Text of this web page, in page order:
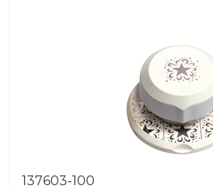
137603-100